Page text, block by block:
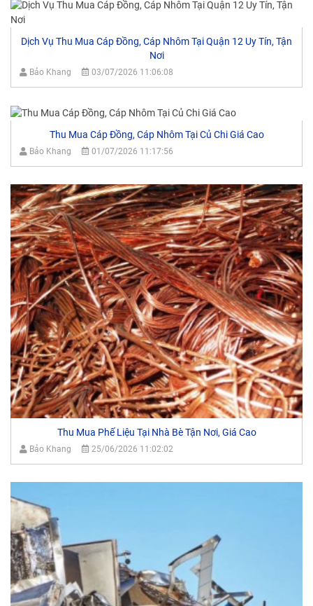
Dịch Vụ Thu Mua Cáp Đồng, Cáp Nhôm Tại Quận 12 Uy Tín, Tận
Nơi
Bảo Khang 03/07/2026 11:06:08
Thu Mua Cáp Đồng, Cáp Nhôm Tại Củ Chi Giá Cao
Bảo Khang 01/07/2026 11:17:56
Thu Mua Phế Liệu Tại Nhà Bè Tận Nơi, Giá Cao
Bảo Khang 25/06/2026 11:02:02